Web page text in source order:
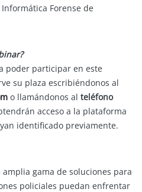
Forense de
poder participar en este
su plaza escribiéndonos al
o llamándonos al teléfono
acceso a la plataforma
identificado previamente.
gama de soluciones para
policiales puedan enfrentar